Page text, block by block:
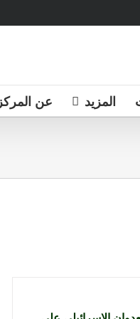
المزيد عن المركز